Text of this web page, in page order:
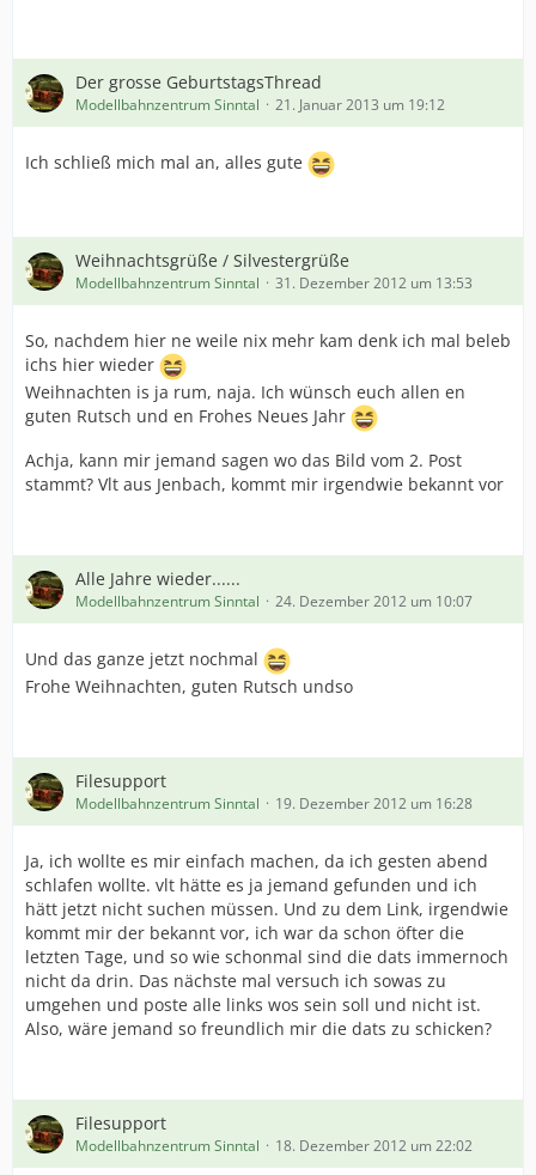
Der grosse GeburtstagsThread
Modellbahnzentrum Sinntal 21. Januar 2013 um 19:12
Ich schließ mich mal an, alles gute
Weihnachtsgrüße / Silvestergrüße
Modellbahnzentrum Sinntal 31. Dezember 2012 um 13:53
So, nachdem hier ne weile nix mehr kam denk ich mal beleb
ichs hier wieder
Weihnachten is ja rum, naja. Ich wünsch euch allen en
guten Rutsch und en Frohes Neues Jahr
Achja, kann mir jemand sagen wo das Bild vom 2. Post
stammt? Vlt aus Jenbach, kommt mir irgendwie bekannt vor
Alle Jahre wieder......
Modellbahnzentrum Sinntal 24. Dezember 2012 um 10:07
Und das ganze jetzt nochmal
Frohe Weihnachten, guten Rutsch undso
Filesupport
Modellbahnzentrum Sinntal 19. Dezember 2012 um 16:28
Ja, ich wollte es mir einfach machen, da ich gesten abend
schlafen wollte. vlt hätte es ja jemand gefunden und ich
hätt jetzt nicht suchen müssen. Und zu dem Link, irgendwie
kommt mir der bekannt vor, ich war da schon öfter die
letzten Tage, und so wie schonmal sind die dats immernoch
nicht da drin. Das nächste mal versuch ich sowas zu
umgehen und poste alle links wos sein soll und nicht ist.
Also, wäre jemand so freundlich mir die dats zu schicken?
Filesupport
Modellbahnzentrum Sinntal 18. Dezember 2012 um 22:02